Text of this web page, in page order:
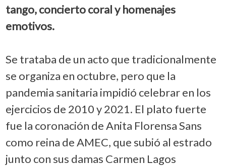
tango, concierto coral y homenajes
emotivos.
Se trataba de un acto que tradicionalmente
se organiza en octubre, pero que la
pandemia sanitaria impidió celebrar en los
ejercicios de 2010 y 2021. El plato fuerte
fue la coronación de Anita Florensa Sans
como reina de AMEC, que subió al estrado
junto con sus damas Carmen Lagos